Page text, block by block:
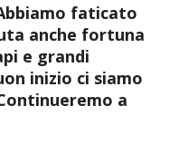
faticato
anche fortuna
e grandi
inizio ci siamo
a